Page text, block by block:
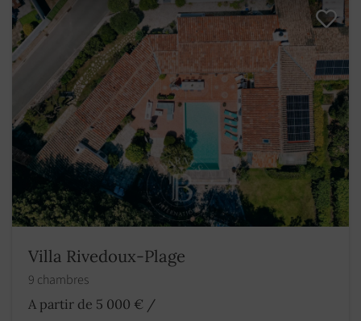
Villa Rivedoux-Plage
9 chambres
A partir de 5 000 € /